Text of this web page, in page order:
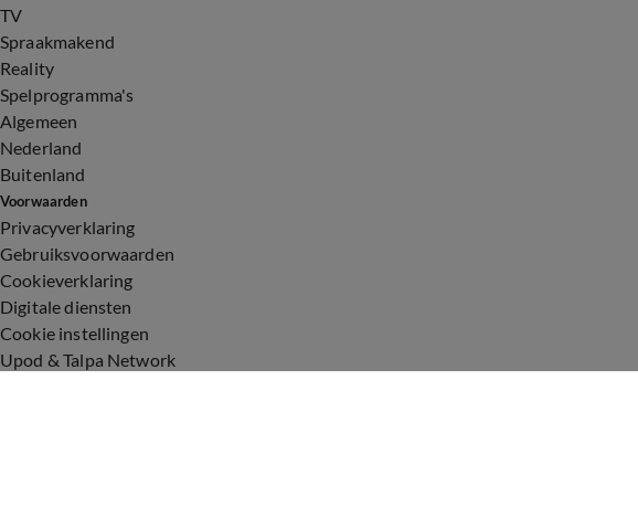
TV
Spraakmakend
Reality
Spelprogramma's
Algemeen
Nederland
Buitenland
Voorwaarden
Privacyverklaring
Gebruiksvoorwaarden
Cookieverklaring
Digitale diensten
Cookie instellingen
Upod & Talpa Network